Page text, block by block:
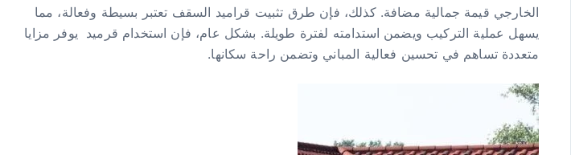
الخارجي قيمة جمالية مضافة. كذلك، فإن طرق تثبيت قراميد السقف تعتبر بسيطة وفعالة، مما
يسهل عملية التركيب ويضمن استدامته لفترة طويلة. بشكل عام، فإن استخدام قرميد يوفر مزايا
متعددة تساهم في تحسين فعالية المباني وتضمن راحة سكانها.